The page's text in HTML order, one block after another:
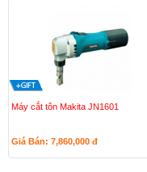
Máy cắt tôn Makita JN1601
Giá Bán: 7,860,000 đ